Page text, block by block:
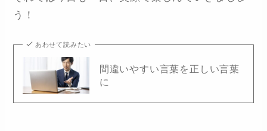
う！
あわせて読みたい
間違いやすい言葉を正しい言葉
に